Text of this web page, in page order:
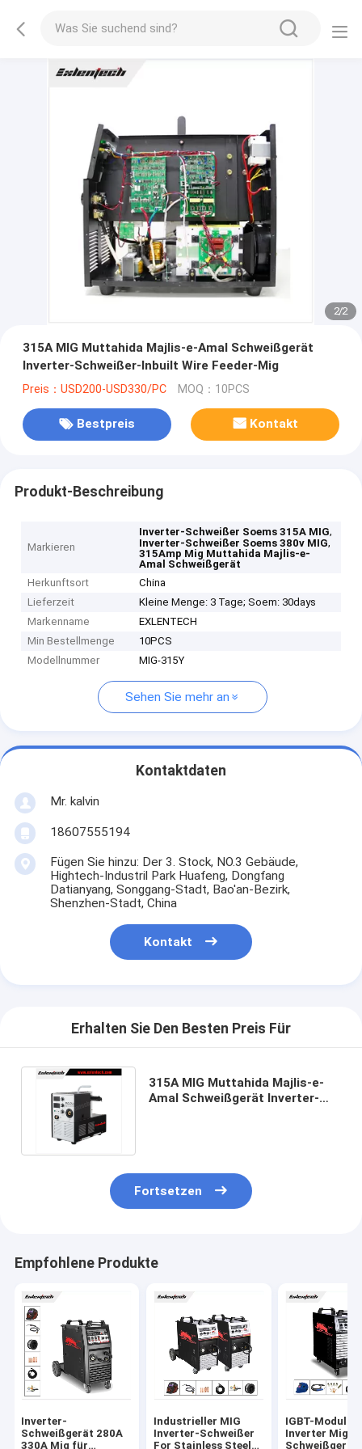
2/2
315A MIG Muttahida Majlis-e-Amal Schweißgerät
Inverter-Schweißer-Inbuilt Wire Feeder-Mig
Preis：USD200-USD330/PC MOQ：10PCS
Bestpreis Kontakt
Produkt-Beschreibung
Markieren
Inverter-Schweißer Soems 315A MIG,
Inverter-Schweißer Soems 380v MIG,
315Amp Mig Muttahida Majlis-e-
Amal Schweißgerät
Herkunftsort
China
Lieferzeit
Kleine Menge: 3 Tage; Soem: 30days
Markenname
EXLENTECH
Min Bestellmenge
10PCS
Modellnummer
MIG-315Y
Sehen Sie mehr an
Kontaktdaten
Mr. kalvin
18607555194
Fügen Sie hinzu: Der 3. Stock, NO.3 Gebäude,
Hightech-Industril Park Huafeng, Dongfang
Datianyang, Songgang-Stadt, Bao'an-Bezirk,
Shenzhen-Stadt, China
Kontakt
Erhalten Sie Den Besten Preis Für
315A MIG Muttahida Majlis-e-
Amal Schweißgerät Inverter-
Fortsetzen
Empfohlene Produkte
Inverter-
Schweißgerät 280A
330A Mig für
Industrieller MIG
Inverter-Schweißer
For Stainless Steel
IGBT-Modul
Inverter Mig-
Schweißgerät